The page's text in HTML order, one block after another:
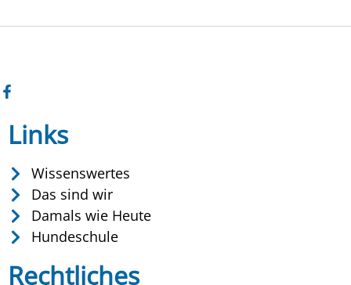
Links
Wissenswertes
Das sind wir
Damals wie Heute
Hundeschule
Rechtliches